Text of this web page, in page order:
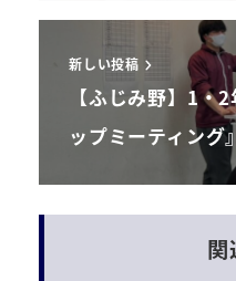
新しい投稿
【ふじみ野】1・
ップミーティング』
関